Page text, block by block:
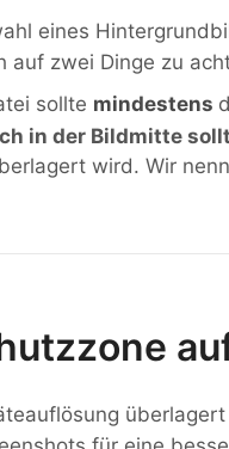
eines
auf zwei Dinge zu
sollte mindestens
in der Bildmitte
wird. Wir